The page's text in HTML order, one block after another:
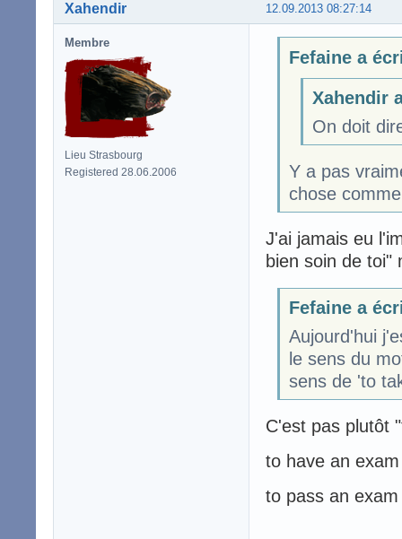
12.09.2013 08:27:14
Xahendir
Membre
Lieu Strasbourg
Registered 28.06.2006
Fefaine a
Xahendir
On doit
Y a pas
chose
J'ai jamais eu
bien soin de toi"
Fefaine a
Aujourd'hui
le sens du
sens de 'to
C'est pas plutôt
to have an
to pass an